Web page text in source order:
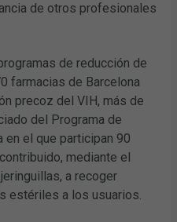
de otros profesionales
de reducción de
farmacias de Barcelona
precoz del VIH, más de
del Programa de
en el que participan 90
mediante el
a recoger
estériles a los usuarios.